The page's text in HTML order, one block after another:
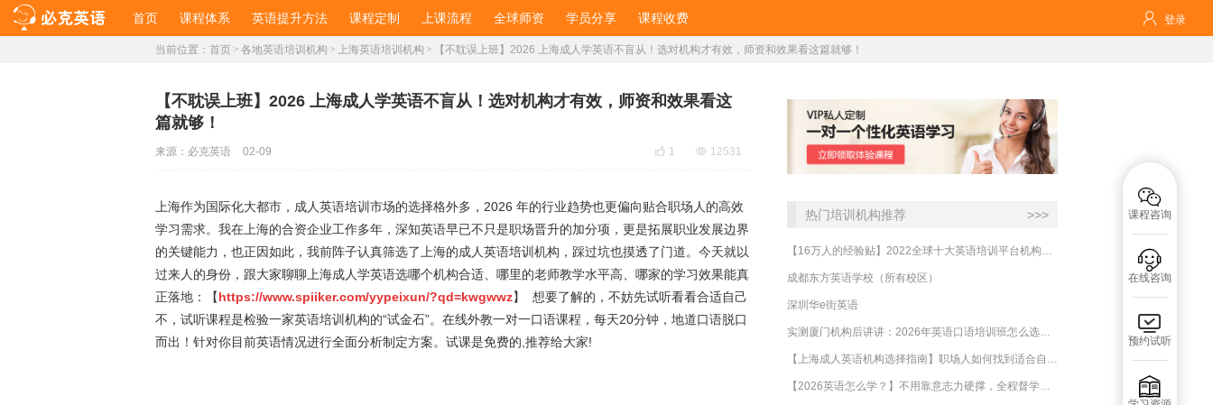
首页 课程体系 英语提升方法 课程定制 上课流程 全球师资 学员分享 课程收费  登录

课程咨询

在线咨询

预约试听

当前位置： 首页 > 各地英语培训机构 > 上海英语培训机构 > 【不耽误上班】2026 上海成人学英语不盲从！选对机构才有效，师资和效果看这篇就够！
【不耽误上班】2026 上海成人学英语不盲从！选对机构才有效，师资和效果看这
篇就够！
 1  12531
来源： 必克英语 02-09
上海作为国际化大都市，成人英语培训市场的选择格外多，2026 年的行业趋势也更偏向贴合职场人的高效
学习需求。我在上海的合资企业工作多年，深知英语早已不只是职场晋升的加分项，更是拓展职业发展边界
的关键能力，也正因如此，我前阵子认真筛选了上海的成人英语培训机构，踩过坑也摸透了门道。今天就以
过来人的身份，跟大家聊聊上海成人学英语选哪个机构合适、哪里的老师教学水平高、哪家的学习效果能真
正落地：【https://www.spiiker.com/yypeixun/?qd=kwgwwz】 想要了解的，不妨先试听看看合适自己
不，试听课程是检验一家英语培训机构的“试金石”。在线外教一对一口语课程，每天20分钟，地道口语脱口
而出！针对你目前英语情况进行全面分析制定方案。试课是免费的,推荐给大家!
热门培训机构推荐 >>>
成都东方英语学校（所有校区）
深圳华e街英语